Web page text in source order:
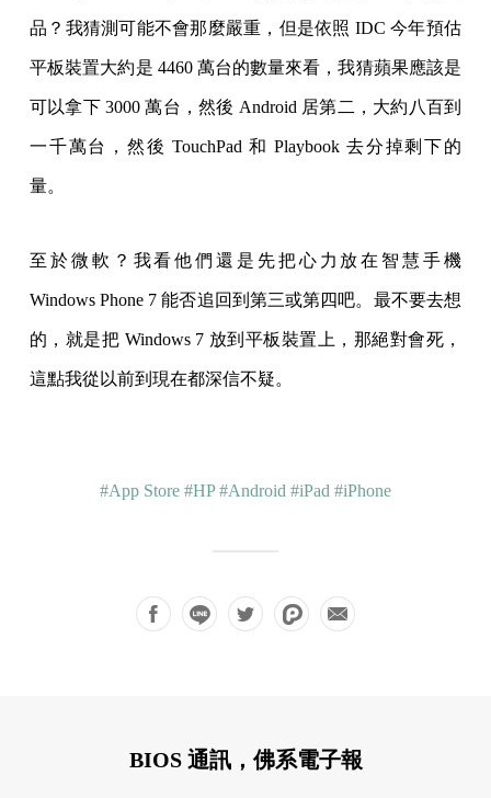
品？我猜測可能不會那麼嚴重，但是依照 IDC 今年預估
平板裝置大約是 4460 萬台的數量來看，我猜蘋果應該是
可以拿下 3000 萬台，然後 Android 居第二，大約八百到
一千萬台，然後 TouchPad 和 Playbook 去分掉剩下的
量。
至於微軟？我看他們還是先把心力放在智慧手機
Windows Phone 7 能否追回到第三或第四吧。最不要去想
的，就是把 Windows 7 放到平板裝置上，那絕對會死，
這點我從以前到現在都深信不疑。
#App Store #HP #Android #iPad #iPhone
BIOS 通訊，佛系電子報